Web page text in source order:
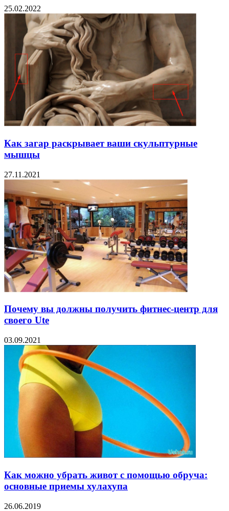
25.02.2022
Как загар раскрывает ваши скульптурные
мышцы
27.11.2021
Почему вы должны получить фитнес-центр для
своего Ute
03.09.2021
Как можно убрать живот с помощью обруча:
основные приемы хулахупа
26.06.2019